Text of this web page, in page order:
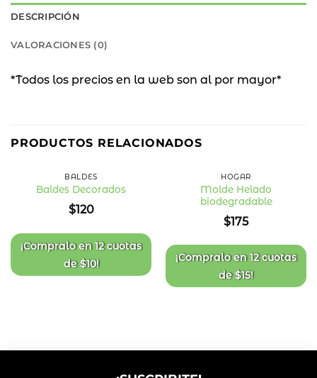
DESCRIPCIÓN
VALORACIONES (0)
*Todos los precios en la web son al por mayor*
PRODUCTOS RELACIONADOS
de
deseos
BALDES
Baldes Decorados
$120
¡Compralo en12 cuotas
de$10!
Añadir
HOGAR
Molde Helado
biodegradable
$175
¡Compralo en12 cuotas
de$15!